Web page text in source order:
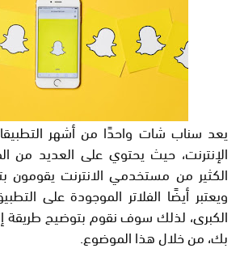
يعد سناب شات واحدًا من أشهر
الإنترنت، حيث يحتوي على العديد من
الكثير من مستخدمي الانترنت يقومون
ويعتبر أيضًا الفلاتر الموجودة على
الكبرى، لذلك سوف نقوم بتوضيح طريقة
بك، من خلال هذا الموضوع.